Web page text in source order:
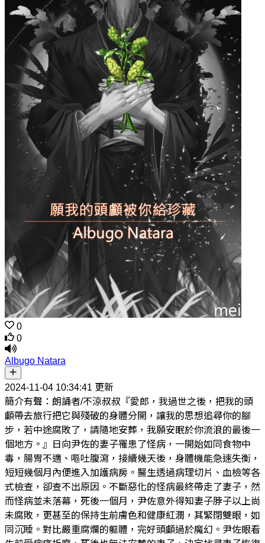
0
0
Albugo Natara
2024-11-04 10:34:41 更新
簡介有聲：朗誦者/不涼叔叔『愛郎，我過世之後，把我的頭
顱帶去旅行把它與殘破的身體分開，讓我的思想追尋你的腳
步，若中途腐敗了，請隨地安葬，我願安眠於你流浪的最後一
個地方。』日向尹佐的妻子罹患了怪病，一開始如同食物中
毒，腸胃不適、嘔吐腹瀉，接續幾天後，身體機能急速失衡，
短短幾個月內便進入加護病房。醫生透過病理切片、血檢等各
式檢查，卻查不出原因。不斷惡化的怪病最終帶走了妻子，然
而怪病並未落幕，死後一個月，尹佐意外得知妻子脖子以上尚
未腐敗，更甚至的保持生前膚色和健康紅潤，其緊閉雙眼，如
同沉睡。對比嚴重腐爛的軀體，完好頭顱過於魔幻。尹佐眼看